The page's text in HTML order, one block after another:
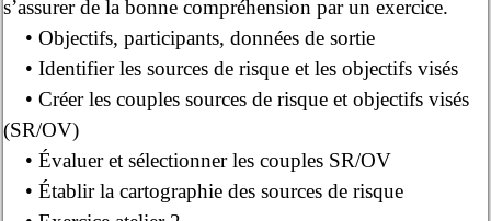
s’assurer de la bonne compréhension par un exercice.
• Objectifs, participants, données de sortie
• Identifier les sources de risque et les objectifs visés
• Créer les couples sources de risque et objectifs visés
(SR/OV)
• Évaluer et sélectionner les couples SR/OV
• Établir la cartographie des sources de risque